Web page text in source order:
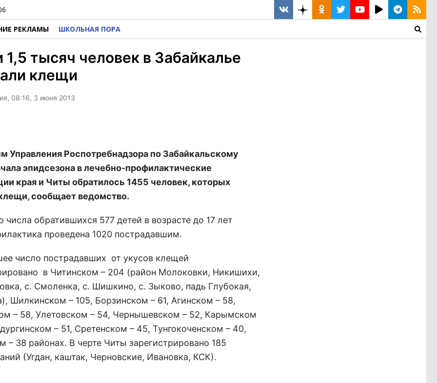
РЕКЛАМЫ ШКОЛЬНАЯ ПОРА
1,5 тысяч человек в Забайкалье
клещи
08:16, 3 июня 2013
Управления Роспотребнадзора по Забайкальскому
эпидсезона в лечебно-профилактические
края и Читы обратилось 1455 человек, которых
сообщает ведомство.
числа обратившихся 577 детей в возрасте до 17 лет
проведена 1020 пострадавшим.
число пострадавших от укусов клещей
в Читинском – 204 (район Молоковки, Никишихи,
с. Смоленка, с. Шишкино, с. Зыково, падь Глубокая,
Шилкинском – 105, Борзинском – 61, Агинском – 58,
– 58, Улетовском – 54, Чернышевском – 52, Карымском
– 51, Сретенском – 45, Тунгокоченском – 40,
– 38 районах. В черте Читы зарегистрировано 185
(Угдан, каштак, Черновские, Ивановка, КСК).